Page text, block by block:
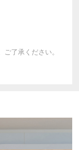
了承ください。